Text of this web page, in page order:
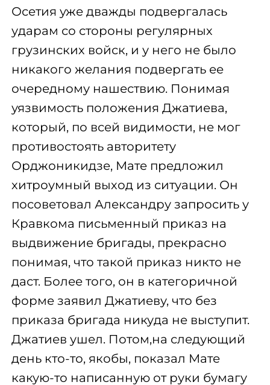
Осетия уже дважды подвергалась
ударам со стороны регулярных
грузинских войск, и у него не было
никакого желания подвергать ее
очередному нашествию. Понимая
уязвимость положения Джатиева,
который, по всей видимости, не мог
противостоять авторитету
Орджоникидзе, Мате предложил
хитроумный выход из ситуации. Он
посоветовал Александру запросить у
Кравкома письменный приказ на
выдвижение бригады, прекрасно
понимая, что такой приказ никто не
даст. Более того, он в категоричной
форме заявил Джатиеву, что без
приказа бригада никуда не выступит.
Джатиев ушел. Потом,на следующий
день кто-то, якобы, показал Мате
какую-то написанную от руки бумагу